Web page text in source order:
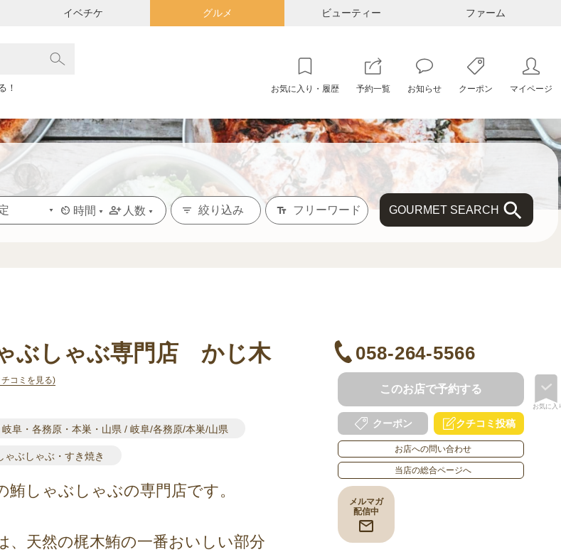
イベチケ グルメ ビューティー ファーム
！ お気に入り・履歴 予約一覧 お知らせ クーポン マイページ
時間 人数 絞り込み GOURMET SEARCH
ぶしゃぶ専門店 かじ木
コミを見る)
阜・各務原・本巣・山県 / 岐阜/各務原/本巣/山県
ゃぶしゃぶ・すき焼き
鮪しゃぶしゃぶの専門店です。
、天然の梶木鮪の一番おいしい部分
058-264-5566
このお店で予約する
クーポン クチコミ投稿
お店への問い合わせ
当店の総合ページへ
メルマガ
配信中
お気に入